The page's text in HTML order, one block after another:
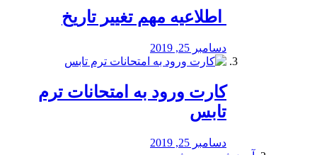
️ اطلاعیه مهم تغییر تاریخ
دسامبر 25, 2019
کارت ورود به امتحانات ترم
تابس
دسامبر 25, 2019